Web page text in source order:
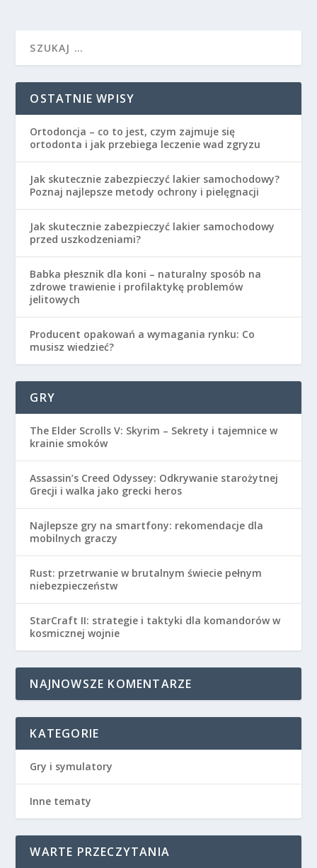
OSTATNIE WPISY
Ortodoncja – co to jest, czym zajmuje się
ortodonta i jak przebiega leczenie wad zgryzu
Jak skutecznie zabezpieczyć lakier samochodowy?
Poznaj najlepsze metody ochrony i pielęgnacji
Jak skutecznie zabezpieczyć lakier samochodowy
przed uszkodzeniami?
Babka płesznik dla koni – naturalny sposób na
zdrowe trawienie i profilaktykę problemów
jelitowych
Producent opakowań a wymagania rynku: Co
musisz wiedzieć?
GRY
The Elder Scrolls V: Skyrim – Sekrety i tajemnice w
krainie smoków
Assassin’s Creed Odyssey: Odkrywanie starożytnej
Grecji i walka jako grecki heros
Najlepsze gry na smartfony: rekomendacje dla
mobilnych graczy
Rust: przetrwanie w brutalnym świecie pełnym
niebezpieczeństw
StarCraft II: strategie i taktyki dla komandorów w
kosmicznej wojnie
NAJNOWSZE KOMENTARZE
KATEGORIE
Gry i symulatory
Inne tematy
WARTE PRZECZYTANIA